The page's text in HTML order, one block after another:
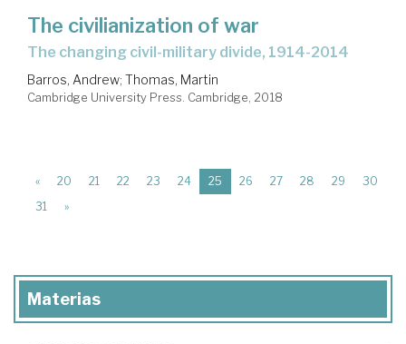
The civilianization of war
the changing civil-military divide, 1914-2014
Barros, Andrew; Thomas, Martin
Cambridge University Press. Cambridge, 2018
« 20 21 22 23 24 25 (current)
26 27 28 29
30
31
»
Materias